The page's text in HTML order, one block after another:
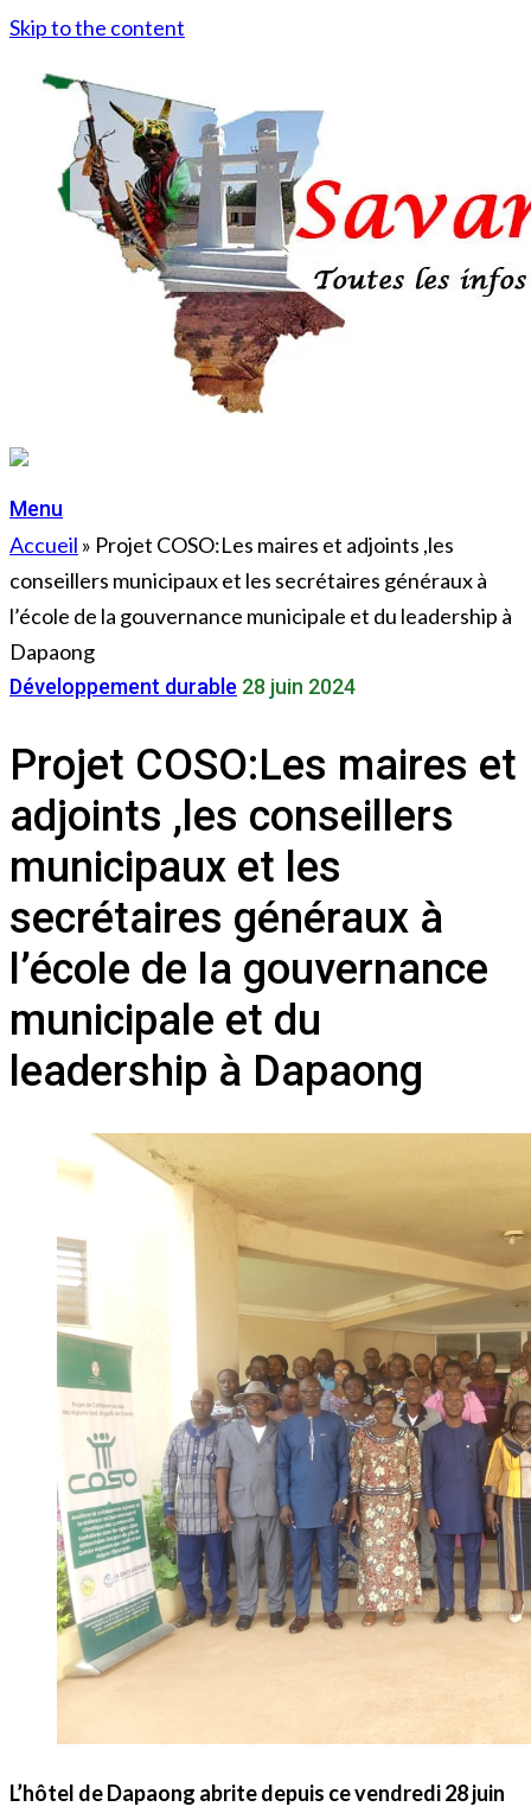
Skip to the content
Menu
Accueil » Projet COSO:Les maires et adjoints ,les
conseillers municipaux et les secrétaires généraux à
l’école de la gouvernance municipale et du leadership à
Dapaong
Développement durable 28 juin 2024
Projet COSO:Les maires et
adjoints ,les conseillers
municipaux et les
secrétaires généraux à
l’école de la gouvernance
municipale et du
leadership à Dapaong
L’hôtel de Dapaong abrite depuis ce vendredi 28 juin